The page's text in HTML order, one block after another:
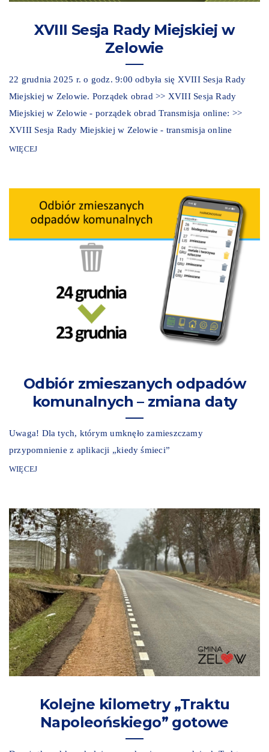
XVIII Sesja Rady Miejskiej w
Zelowie
22 grudnia 2025 r. o godz. 9:00 odbyła się XVIII Sesja Rady
Miejskiej w Zelowie. Porządek obrad >> XVIII Sesja Rady
Miejskiej w Zelowie - porządek obrad Transmisja online: >>
XVIII Sesja Rady Miejskiej w Zelowie - transmisja online
WIĘCEJ
Odbiór zmieszanych odpadów
komunalnych – zmiana daty
Uwaga! Dla tych, którym umknęło zamieszczamy
przypomnienie z aplikacji „kiedy śmieci”
WIĘCEJ
Kolejne kilometry „Traktu
Napoleońskiego” gotowe